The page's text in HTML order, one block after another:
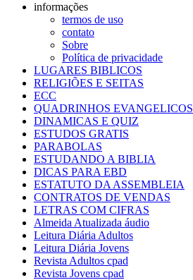
informações
termos de uso
contato
Sobre
Política de privacidade
LUGARES BIBLICOS
RELIGIÕES E SEITAS
ECC
QUADRINHOS EVANGELICOS
DINAMICAS E QUIZ
ESTUDOS GRATIS
PARABOLAS
ESTUDANDO A BIBLIA
DICAS PARA EBD
ESTATUTO DA ASSEMBLEIA
CONTRATOS DE VENDAS
LETRAS COM CIFRAS
Almeida Atualizada áudio
Leitura Diária Adultos
Leitura Diária Jovens
Revista Adultos cpad
Revista Jovens cpad